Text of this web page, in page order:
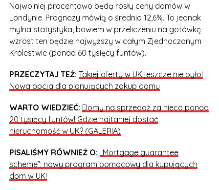
Najwolniej procentowo będą rosły ceny domów w
Londynie. Prognozy mówią o średnio 12,6%. To jednak
mylna statystyka, bowiem w przeliczeniu na gotówkę
wzrost ten będzie najwyższy w całym Zjednoczonym
Królestwie (ponad 60 tysięcy funtów).
PRZECZYTAJ TEŻ: Takiej oferty w UK jeszcze nie było!
Nowa opcja dla planujących zakup domu
WARTO WIEDZIEĆ: Domy na sprzedaż za nieco ponad
20 tysięcy funtów! Gdzie najtaniej dostać
nieruchomość w UK? (GALERIA)
PISALIŚMY RÓWNIEŻ O: „Mortgage guarantee
scheme”: nowy program pomocowy dla kupujących
dom w UK!